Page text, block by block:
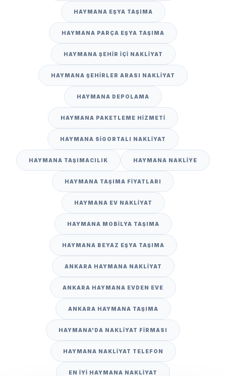
HAYMANA EŞYA TAŞIMA
HAYMANA PARÇA EŞYA TAŞIMA
HAYMANA ŞEHIR IÇI NAKLIYAT
HAYMANA ŞEHIRLER ARASI NAKLIYAT
HAYMANA DEPOLAMA
HAYMANA PAKETLEME HIZMETI
HAYMANA SIGORTALI NAKLIYAT
HAYMANA TAŞIMACILIK HAYMANA NAKLIYE
HAYMANA TAŞIMA FIYATLARI
HAYMANA EV NAKLIYAT
HAYMANA MOBILYA TAŞIMA
HAYMANA BEYAZ EŞYA TAŞIMA
ANKARA HAYMANA NAKLIYAT
ANKARA HAYMANA EVDEN EVE
ANKARA HAYMANA TAŞIMA
HAYMANA'DA NAKLIYAT FIRMASI
HAYMANA NAKLIYAT TELEFON
EN IYI HAYMANA NAKLIYAT